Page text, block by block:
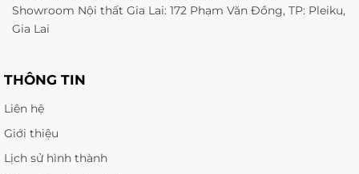
Showroom Nội thất Gia Lai: 172 Phạm Văn Đồng, TP: Pleiku,
Gia Lai
THÔNG TIN
Liên hệ
Giới thiệu
Lịch sử hình thành